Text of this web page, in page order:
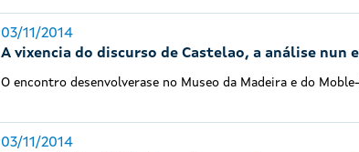
03/11/2014
A vixencia do discurso de Castelao, a análise nun
O encontro desenvolverase no Museo da Madeira e do
03/11/2014